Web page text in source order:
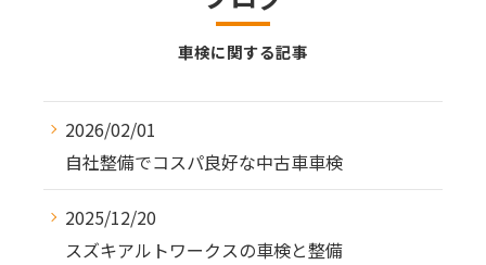
車検に関する記事
2026/02/01
自社整備でコスパ良好な中古車車検
2025/12/20
スズキアルトワークスの車検と整備